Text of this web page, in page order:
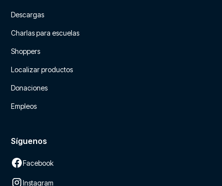
Descargas
Charlas para escuelas
Shoppers
Localizar productos
Donaciones
Empleos
Síguenos
Facebook
Instagram